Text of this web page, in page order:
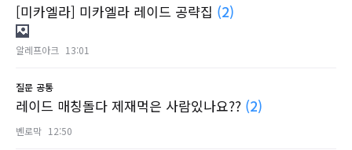
[미카엘라] 미카엘라 레이드 공략집 (2)
알레프아크 13:01
질문 공통
레이드 매칭돌다 제재먹은 사람있나요?? (2)
벤로막 12:50